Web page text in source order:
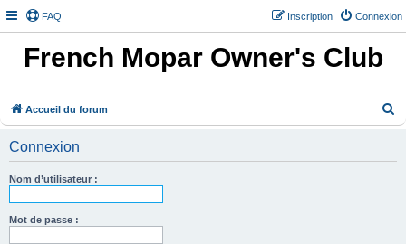
FAQ Connexion
Inscription
French Mopar Owner's Club
Accueil du forum
Connexion
Nom d’utilisateur :
Mot de passe :